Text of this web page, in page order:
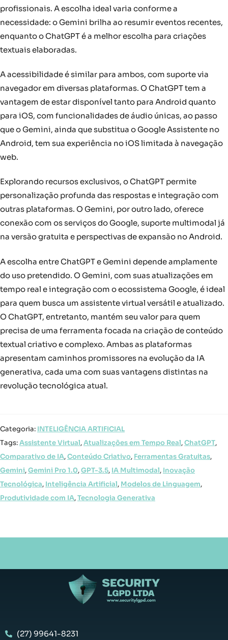
profissionais. A escolha ideal varia conforme a
necessidade: o Gemini brilha ao resumir eventos recentes,
enquanto o ChatGPT é a melhor escolha para criações
textuais elaboradas.
A acessibilidade é similar para ambos, com suporte via
navegador em diversas plataformas. O ChatGPT tem a
vantagem de estar disponível tanto para Android quanto
para iOS, com funcionalidades de áudio únicas, ao passo
que o Gemini, ainda que substitua o Google Assistente no
Android, tem sua experiência no iOS limitada à navegação
web.
Explorando recursos exclusivos, o ChatGPT permite
personalização profunda das respostas e integração com
outras plataformas. O Gemini, por outro lado, oferece
conexão com os serviços do Google, suporte multimodal já
na versão gratuita e perspectivas de expansão no Android.
A escolha entre ChatGPT e Gemini depende amplamente
do uso pretendido. O Gemini, com suas atualizações em
tempo real e integração com o ecossistema Google, é ideal
para quem busca um assistente virtual versátil e atualizado.
O ChatGPT, entretanto, mantém seu valor para quem
precisa de uma ferramenta focada na criação de conteúdo
textual criativo e complexo. Ambas as plataformas
apresentam caminhos promissores na evolução da IA
generativa, cada uma com suas vantagens distintas na
revolução tecnológica atual.
Categoria: INTELIGÊNCIA ARTIFICIAL
Tags:Assistente Virtual,Atualizações em Tempo Real,ChatGPT,
Comparativo de IA,Conteúdo Criativo, Ferramentas Gratuitas,
Gemini,Gemini Pro 1.0,GPT-3.5, IA Multimodal, Inovação
Tecnológica, Inteligência Artificial, Modelos de Linguagem,
Produtividade com IA,Tecnologia Generativa
(27) 99641-8231